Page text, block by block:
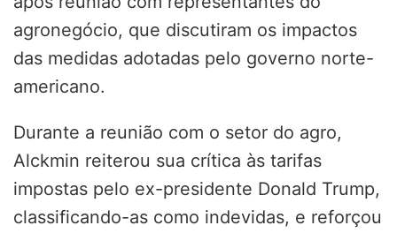
agronegócio, que discutiram os impactos
das medidas adotadas pelo governo norte-
americano.
Durante a reunião com o setor do agro,
Alckmin reiterou sua crítica às tarifas
impostas pelo ex-presidente Donald Trump,
classificando-as como indevidas, e reforçou